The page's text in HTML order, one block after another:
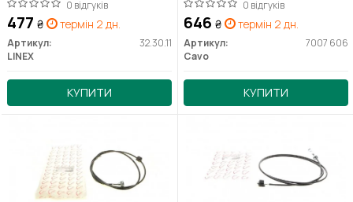
0 відгуків
477 ₴ термін 2 дн.
Артикул:
32.30.11
LINEX
КУПИТИ
0 відгуків
646 ₴ термін 2 дн.
Артикул:
7007 606
Cavo
КУПИТИ